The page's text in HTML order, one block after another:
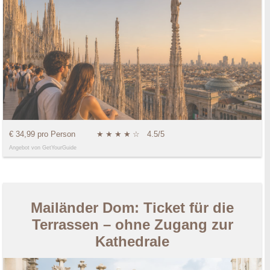
€ 34,99 pro Person ★ ★ ★ ★ ☆ 4.5/5
Angebot von GetYourGuide
Mailänder Dom: Ticket für die
Terrassen – ohne Zugang zur
Kathedrale